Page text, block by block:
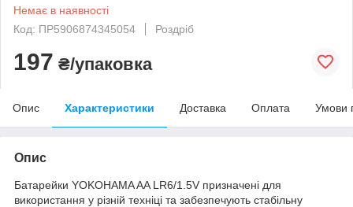
Немає в наявності
Код: ПР5906874345054
Роздріб
197 ₴/упаковка
Опис Характеристики Доставка Оплата Умови
Опис
Батарейки YOKOHAMA AA LR6/1.5V призначені для
використання у різній техніці та забезпечують стабільну